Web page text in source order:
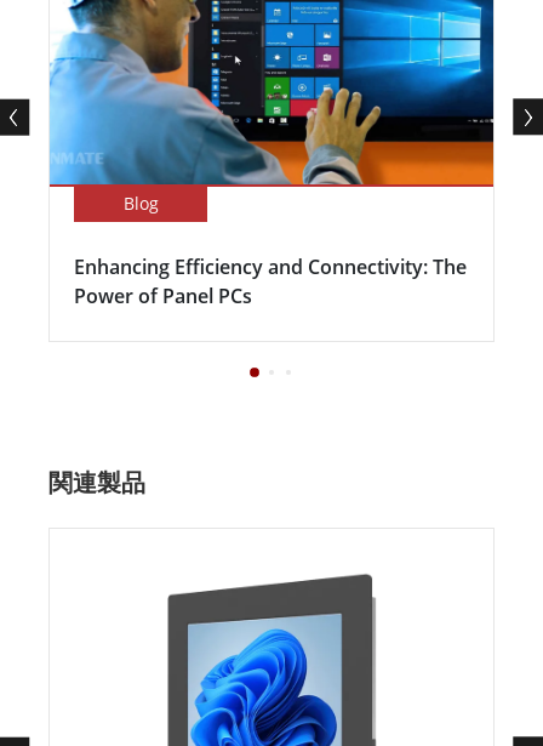
Blog
Enhancing Efficiency and Connectivity: The
Power of Panel PCs
関連製品